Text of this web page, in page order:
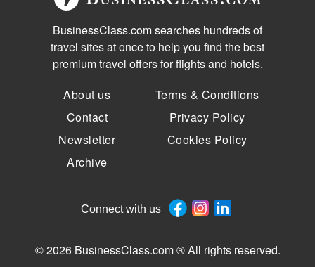
BusinessClass.com searches hundreds of
travel sites at once to help you find the best
premium travel offers for flights and hotels.
About us
Contact
Newsletter
Archive
Terms & Conditions
Privacy Policy
Cookies Policy
Connect with us
© 2026 BusinessClass.com ® All rights reserved.